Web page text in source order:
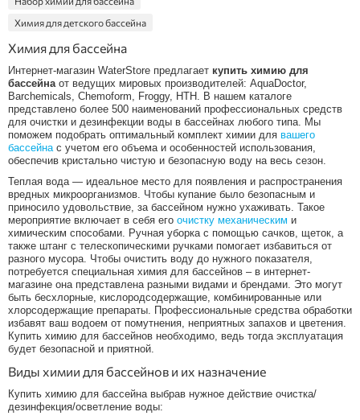
Химия для детского бассейна
Химия для бассейна от водорослей
Химия для надувного бассейна
Альгицид для бассейна
Химия безопасная для детей в бассейн
Таблетки для бассейна
pH минус
Froggy
HTH
Aquadoctor C60T
Альгицид Aquadoctor AC
Химия для бассейна
Интернет-магазин WaterStore предлагает купить химию для
бассейна от ведущих мировых производителей: AquaDoctor,
Barchemicals, Chemoform, Froggy, HTH. В нашем каталоге
представлено более 500 наименований профессиональных средств
для очистки и дезинфекции воды в бассейнах любого типа. Мы
поможем подобрать оптимальный комплект химии для вашего
бассейна с учетом его объема и особенностей использования,
обеспечив кристально чистую и безопасную воду на весь сезон.
Теплая вода — идеальное место для появления и распространения
вредных микроорганизмов. Чтобы купание было безопасным и
приносило удовольствие, за бассейном нужно ухаживать. Такое
мероприятие включает в себя его очистку механическим и
химическим способами. Ручная уборка с помощью сачков, щеток, а
также штанг с телескопическими ручками помогает избавиться от
разного мусора. Чтобы очистить воду до нужного показателя,
потребуется специальная химия для бассейнов – в интернет-
магазине она представлена разными видами и брендами. Это могут
быть бесхлорные, кислородсодержащие, комбинированные или
хлорсодержащие препараты. Профессиональные средства обработки
избавят ваш водоем от помутнения, неприятных запахов и цветения.
Купить химию для бассейнов необходимо, ведь тогда эксплуатация
будет безопасной и приятной.
Виды химии для бассейнов и их назначение
Купить химию для бассейна выбрав нужное действие очистка/
дезинфекция/осветление воды: